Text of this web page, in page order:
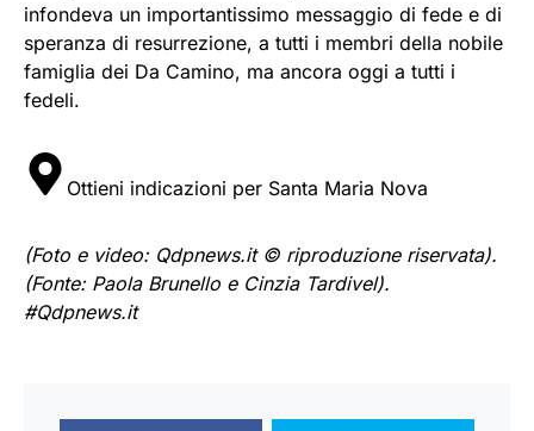
infondeva un importantissimo messaggio di fede e di
speranza di resurrezione, a tutti i membri della nobile
famiglia dei Da Camino, ma ancora oggi a tutti i
fedeli.
Ottieni indicazioni per Santa Maria Nova
(Foto e video: Qdpnews.it © riproduzione riservata).
(Fonte: Paola Brunello e Cinzia Tardivel).
#Qdpnews.it